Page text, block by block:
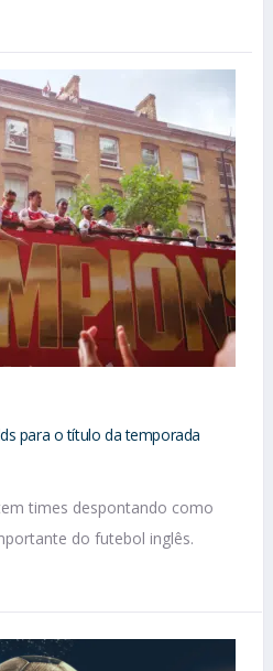
para o título da temporada
times despontando como
do futebol inglês.